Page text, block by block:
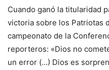
Cuando ganó la titularidad
victoria sobre los Patriotas
campeonato de la
reporteros: «Dios no
un error (…) Dios es